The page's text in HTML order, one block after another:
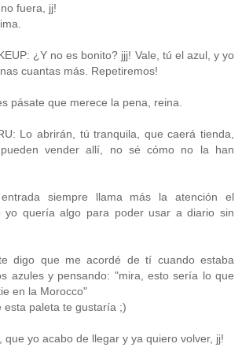
fuera, jj!
¿Y no es bonito? jjj! Vale, tú el azul, y yo
cuantas más. Repetiremos!
pásate que merece la pena, reina.
Lo abrirán, tú tranquila, que caerá tienda,
vender allí, no sé cómo no la han
siempre llama más la atención el
yo quería algo para poder usar a diario sin
digo que me acordé de tí cuando estaba
azules y pensando: "mira, esto sería lo que
en la Morocco"
esta paleta te gustaría ;)
que yo acabo de llegar y ya quiero volver, jj!